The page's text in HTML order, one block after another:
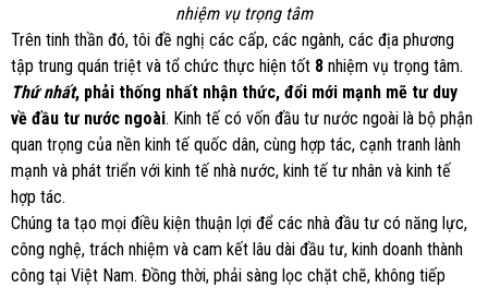
nhiệm vụ trọng tâm
Trên tinh thần đó, tôi đề nghị các cấp, các ngành, các địa phương
tập trung quán triệt và tổ chức thực hiện tốt 8 nhiệm vụ trọng tâm.
Thứ nhất, phải thống nhất nhận thức, đổi mới mạnh mẽ tư duy
về đầu tư nước ngoài. Kinh tế có vốn đầu tư nước ngoài là bộ phận
quan trọng của nền kinh tế quốc dân, cùng hợp tác, cạnh tranh lành
mạnh và phát triển với kinh tế nhà nước, kinh tế tư nhân và kinh tế
hợp tác.
Chúng ta tạo mọi điều kiện thuận lợi để các nhà đầu tư có năng lực,
công nghệ, trách nhiệm và cam kết lâu dài đầu tư, kinh doanh thành
công tại Việt Nam. Đồng thời, phải sàng lọc chặt chẽ, không tiếp